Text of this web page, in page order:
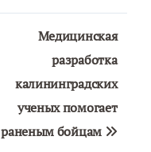
Медицинская
разработка
калининградских
ученых помогает
раненым бойцам